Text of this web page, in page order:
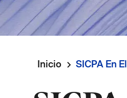
Ruta
Inicio SICPA En